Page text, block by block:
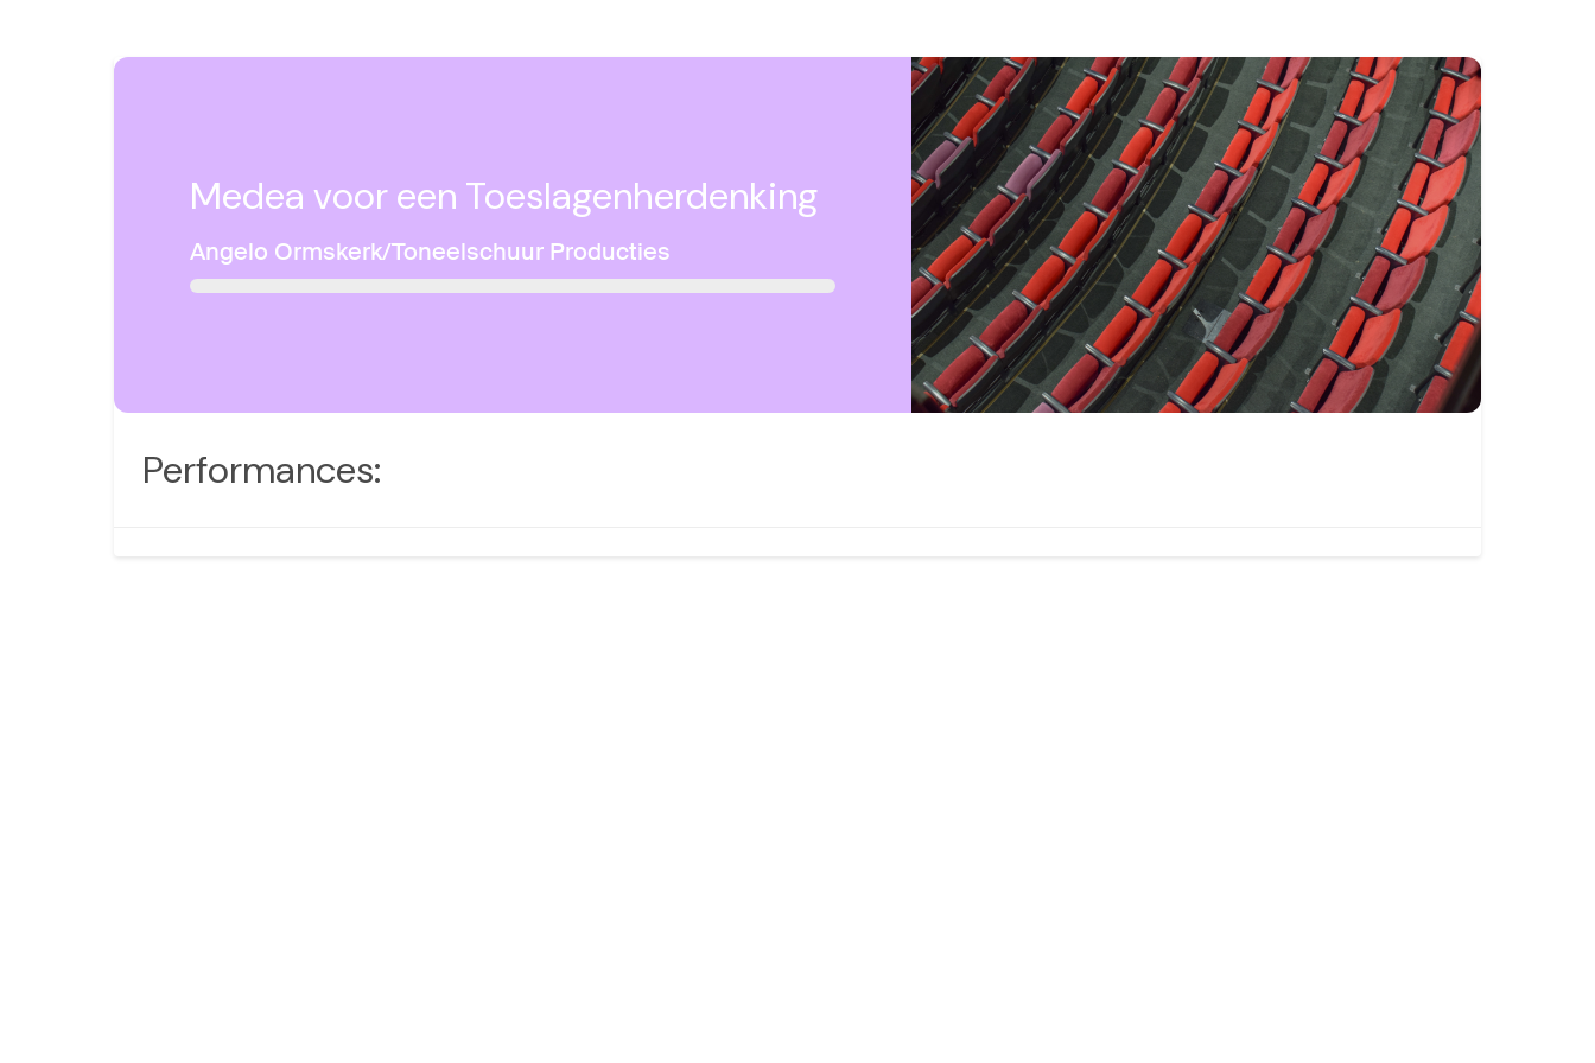
Medea voor een Toeslagenherdenking
Angelo Ormskerk/Toneelschuur Producties
Performances: